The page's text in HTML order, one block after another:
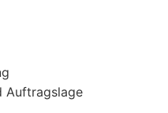
Auftragslage